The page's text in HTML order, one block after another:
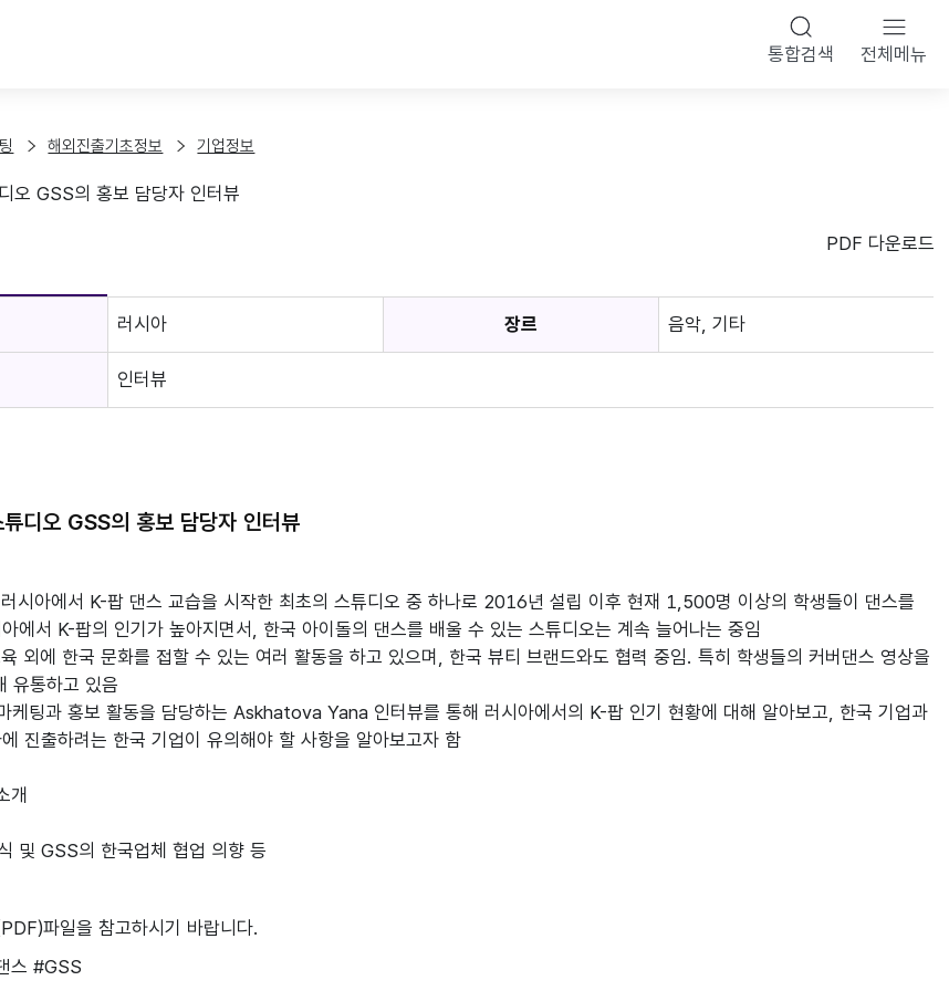
통합검색 전체메뉴
해외진출기초정보 기업정보
오 GSS의 홍보 담당자 인터뷰
PDF 다운로드
러시아 장르 음악, 기타
인터뷰
디오 GSS의 홍보 담당자 인터뷰
시아에서 K-팝 댄스 교습을 시작한 최초의 스튜디오 중 하나로 2016년 설립 이후 현재 1,500명 이상의 학생들이 댄스를
에서 K-팝의 인기가 높아지면서, 한국 아이돌의 댄스를 배울 수 있는 스튜디오는 계속 늘어나는 중임
외에 한국 문화를 접할 수 있는 여러 활동을 하고 있으며, 한국 뷰티 브랜드와도 협력 중임. 특히 학생들의 커버댄스 영상을
유통하고 있음
케팅과 홍보 활동을 담당하는 Askhatova Yana 인터뷰를 통해 러시아에서의 K-팝 인기 현황에 대해 알아보고, 한국 기업과
진출하려는 한국 기업이 유의해야 할 사항을 알아보고자 함
개
및 GSS의 한국업체 협업 의향 등
파일을 참고하시기 바랍니다.
스 #GSS